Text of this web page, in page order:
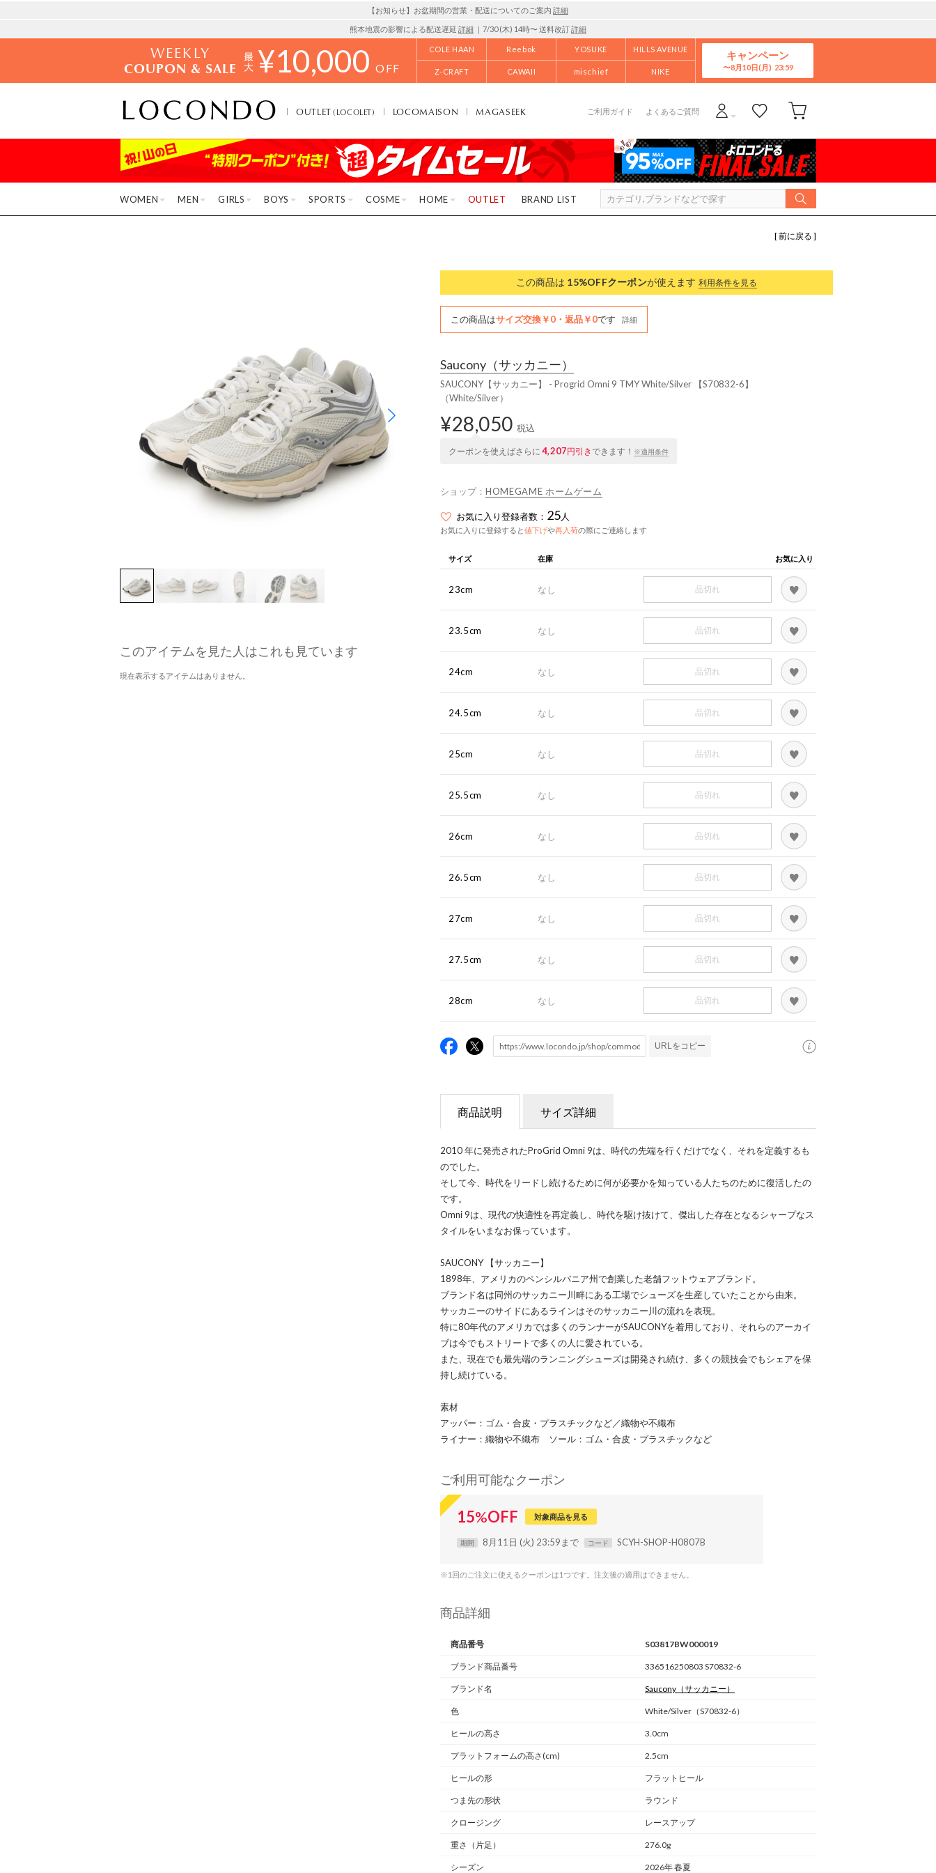
【お知らせ】お盆期間の営業・配送についてのご案内 詳細
熊本地震の影響による配送遅延 詳細 ｜7/30 (木) 14時〜 送料改訂詳細
WEEKLY
COUPON & SALE ¥10,000 OFF
COLE HAAN Reebok YOSUKE HILLS AVENUE
Z-CRAFT CAWAII mischief NIKE
キャンペーン
8月10日(月)
OUTLET(LOCOLET) LOCOMAISON MAGASEEK ご利用ガイド よくあるご質問
WOMEN MEN GIRLS BOYS SPORTS COSME HOME OUTLET BRAND LIST
[ 前に戻る ]
このアイテムを見た人はこれも見ています
現在表示するアイテムはありません。
この商品は 15%OFFクーポンが使えます 利用条件を見る
この商品はサイズ交換￥0・返品￥0です 詳細
Saucony （サッカニー）
SAUCONY【サッカニー】 - Progrid Omni 9 TMY White/Silver 【S70832-6】
（White/Silver）
¥28,050 税込
クーポンを使えばさらに 4,207円引きできます！ ※適用条件
ショップ： HOMEGAME ホームゲーム
お気に入り登録者数： 25人
お気に入りに登録すると値下げや再入荷の際にご連絡します
サイズ 在庫 お気に入り
23cm なし 品切れ
23.5cm なし 品切れ
24cm なし 品切れ
24.5cm なし 品切れ
25cm なし 品切れ
25.5cm なし 品切れ
26cm なし 品切れ
26.5cm なし 品切れ
27cm なし 品切れ
27.5cm なし 品切れ
28cm なし 品切れ
URLをコピー
商品説明 サイズ詳細
2010 年に発売されたProGrid Omni 9は、時代の先端を行くだけでなく、それを定義するも
のでした。
そして今、時代をリードし続けるために何が必要かを知っている人たちのために復活したの
です。
Omni 9は、現代の快適性を再定義し、時代を駆け抜けて、傑出した存在となるシャープなス
タイルをいまなお保っています。
SAUCONY 【サッカニー】
1898年、アメリカのペンシルバニア州で創業した老舗フットウェアブランド。
ブランド名は同州のサッカニー川畔にある工場でシューズを生産していたことから由来。
サッカニーのサイドにあるラインはそのサッカニー川の流れを表現。
特に80年代のアメリカでは多くのランナーがSAUCONYを着用しており、それらのアーカイ
ブは今でもストリートで多くの人に愛されている。
また、現在でも最先端のランニングシューズは開発され続け、多くの競技会でもシェアを保
持し続けている。
素材
アッパー：ゴム・合皮・プラスチックなど／織物や不織布
ライナー：織物や不織布 ソール：ゴム・合皮・プラスチックなど
ご利用可能なクーポン
15%OFF 対象商品を見る
期間 8月11日 (火) 23:59まで コード SCYH-SHOP-H0807B
※1回のご注文に使えるクーポンは1つです。注文後の適用はできません。
商品詳細
商品番号 S03817BW000019
ブランド商品番号 336516250803 S70832-6
ブランド名 Saucony （サッカニー）
色 White/Silver（S70832-6）
ヒールの高さ 3.0cm
プラットフォームの高さ(cm) 2.5cm
ヒールの形 フラットヒール
つま先の形状 ラウンド
クロージング レースアップ
重さ （片足） 276.0g
シーズン 2026年 春夏